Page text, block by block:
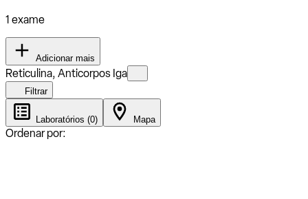
1 exame
Adicionar mais
Reticulina, Anticorpos Iga
Filtrar
Laboratórios (0) Mapa
Ordenar por: